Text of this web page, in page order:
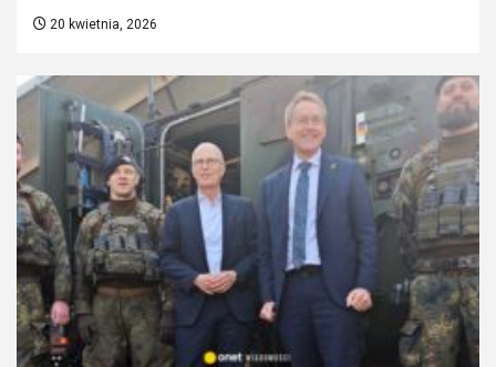
20 kwietnia, 2026